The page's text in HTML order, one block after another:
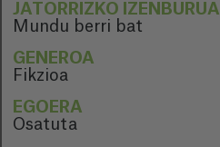
JATORRIZKO IZENBURUA
Mundu berri bat
GENEROA
Fikzioa
EGOERA
Osatuta